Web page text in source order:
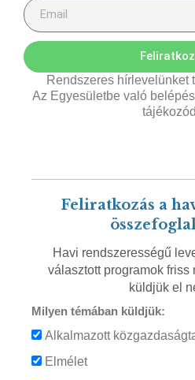
Rendszeres hírlevelünket
Az Egyesületbe való
Feliratkozás a
Havi rendszerességű
választott programok friss
küldjük el
Milyen témában küldjük:
Alkalmazott
Elmélet